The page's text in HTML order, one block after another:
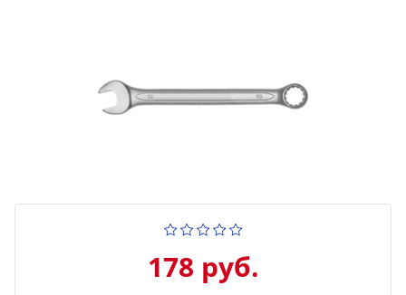
178 руб.